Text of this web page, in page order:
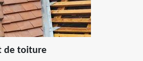
de toiture